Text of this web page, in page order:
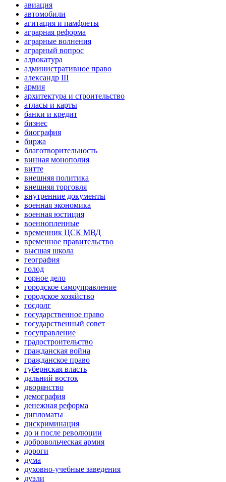
авиация
автомобили
агитация и памфлеты
аграрная реформа
аграрные волнения
аграрный вопрос
адвокатура
административное право
александр III
армия
архитектура и строительство
атласы и карты
банки и кредит
бизнес
биография
биржа
благотворительность
винная монополия
витте
внешняя политика
внешняя торговля
внутренние документы
военная экономика
военная юстиция
военнопленные
временник ЦСК МВД
временное правительство
высшая школа
география
голод
горное дело
городское самоуправление
городское хозяйство
госдолг
государственное право
государственный совет
госуправление
градостроительство
гражданская война
гражданское право
губернская власть
дальний восток
дворянство
демография
денежная реформа
дипломаты
дискриминация
до и после революции
добровольческая армия
дороги
дума
духовно-учебные заведения
дуэли